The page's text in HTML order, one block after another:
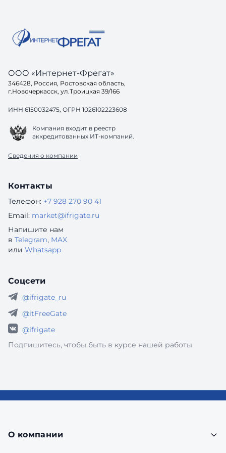
до
ООО «Интернет-Фрегат»
346428, Россия, Ростовская область,
г.Новочеркасск, ул.Троицкая 39/166
ИНН 6150032475, ОГРН 1026102223608
Компания входит в реестр
аккредитованных ИТ-компаний.
Сведения о компании
Контакты
Телефон: +7 928 270 90 41
Email: market@ifrigate.ru
Напишите нам
в Telegram, MAX
или Whatsapp
Соцсети
@ifrigate_ru
@itFreeGate
@ifrigate
Подпишитесь, чтобы быть в курсе нашей работы
О компании